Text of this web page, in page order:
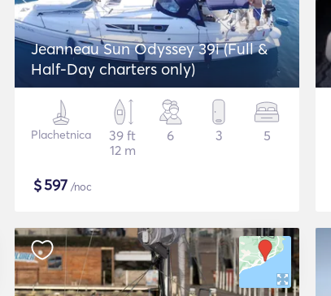
Jeanneau Sun Odyssey 39i (Full &
Half-Day charters only)
Plachetnica
39 ft
12 m
6 3 5
$597 /noc